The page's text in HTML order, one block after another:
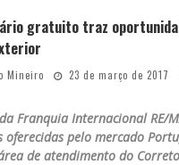
gratuito traz
Mineiro 23 de março de 2017
Franquia Internacional RE/
pelo mercado
de atendimento do